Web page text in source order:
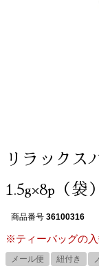
リラック
1.5g×8p（袋）
商品番号 36100316
※ティーバッグの入
メール便 紐付き